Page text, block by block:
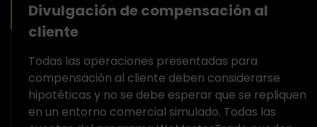
Divulgación de compensación al
cliente
Todas las operaciones presentadas para
compensación al cliente deben considerarse
hipotéticas y no se debe esperar que se repliquen
en un entorno comercial simulado. Todas las